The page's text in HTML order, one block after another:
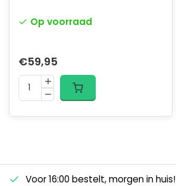
Op voorraad
€59,95
Voor 16:00 bestelt, morgen in huis!